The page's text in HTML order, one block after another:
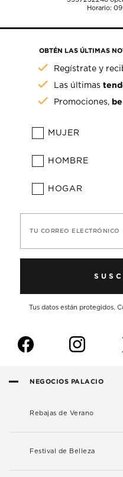
Horario:
OBTÉN LAS ÚLTIMAS
Regístrate y
Las últimas
Promociones,
MUJER
HOMBRE
HOGAR
TU CORREO ELECTRÓNICO
Tus datos están protegidos.
f i
NEGOCIOS PALACIO
Rebajas de Verano
Festival de Belleza